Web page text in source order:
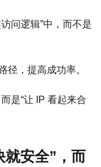
问逻辑”中，而不是
径，提高成功率。
是“让 IP 看起来合
就安全”，而